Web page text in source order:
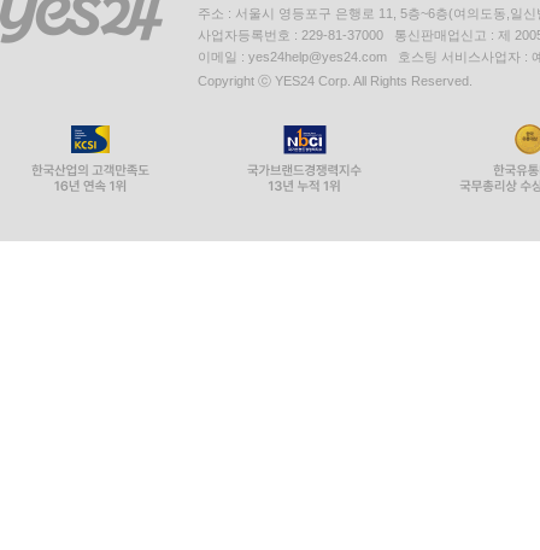
주소 : 서울시 영등포구 은행로 11, 5층~6층(여의도동,일신
사업자등록번호 : 229-81-37000 통신판매업신고 : 제
이메일 : yes24help@yes24.com 호스팅 서비스사업자 :
Copyright ⓒ YES24 Corp. All Rights Reserved.